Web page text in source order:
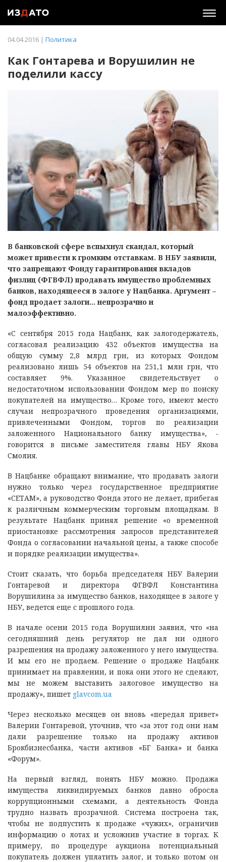
04.04.2016 | Политика
Как Гонтарева и Ворушилин не
поделили кассу
В банковской сфере вспыхнул скандал, который
может привести к громким отставкам. В НБУ заявили,
что запрещают Фонду гарантирования вкладов
физлиц (ФГВФЛ) продавать имущество проблемных
банков, находящееся в залоге у Нацбанка. Аргумент –
фонд продает залоги… непрозрачно и
малоэффективно.
«С сентября 2015 года Нацбанк, как залогодержатель,
согласовал реализацию 432 объектов имущества на
общую сумму 2,8 млрд грн, из которых Фондом
реализовано лишь 54 объектов на 251,1 млн грн, что
составляет 9%. Указанное свидетельствует о
недостаточном использовании Фондом мер по поиску
покупателей на имущество… Кроме того, имеют место
случаи непрозрачного проведения организациями,
привлеченными Фондом, торгов по реализации
заложенного Национального банку имущества», -
говорится в письме заместителя главы НБУ Якова
Смолия.
В Нацбанке обращают внимание, что продавать залоги
нужно только через государственное предприятие
«СЕТАМ», а руководство Фонда этого не делает, прибегая
к различным коммерческим торговым площадкам. В
результате Нацбанк принял решение «о временной
приостановке рассмотрения запросов представителей
Фонда о согласовании начальной цены, а также способе
и порядке реализации имущества».
Стоит сказать, что борьба председателя НБУ Валерии
Гонтаревой и директора ФГВФЛ Константина
Ворушилина за имущество банков, находящее в залоге у
НБУ, ведется еще с прошлого года.
В начале осени 2015 года Ворушилин заявил, что «на
сегодняшний день регулятор не дал ни одного
разрешения на продажу заложенного у него имущества.
И мы его не продаем. Решение о продаже Нацбанк
принимает на правлении, и пока они этого не сделают,
мы не можем выставить залоговое имущество на
продажу», пишет glavcom.ua
Через несколько месяцев он вновь «передал привет»
Валерии Гонтаревой, уточнив, что «за этот год они нам
дали разрешение только на продажу активов
Брокбизнесбанка, части активов «БГ Банка» и банка
«Форум».
На первый взгляд, понять НБУ можно. Продажа
имущества ликвидируемых банков давно обросла
коррупционными схемами, а деятельность Фонда
трудно назвать прозрачной. Система построена так,
чтобы не подпустить к продаже «чужих», ограничив
информацию о лотах и усложнив участие в торгах. К
примеру, по процедуре аукциона потенциальный
покупатель должен уплатить залог, и только потом он